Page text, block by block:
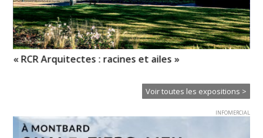
« RCR Arquitectes : racines et ailes »
Voir toutes les expositions >
INFOMERCIAL